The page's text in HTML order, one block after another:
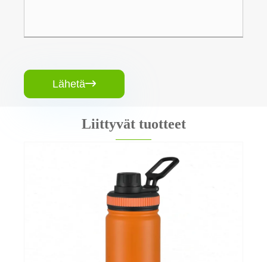
Lähetä
Liittyvät tuotteet